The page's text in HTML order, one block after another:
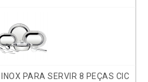
PARA SERVIR 8 PEÇAS CIC